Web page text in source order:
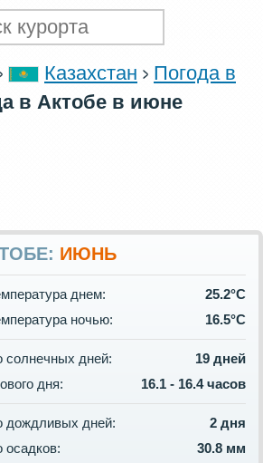
Казахстан
Погода в
в Актобе в июне
ИЮНЬ
днем:
25.2°C
ночью:
16.5°C
солнечных дней:
19 дней
дня:
16.1 - 16.4 часов
дождливых дней:
2 дня
осадков:
30.8 мм